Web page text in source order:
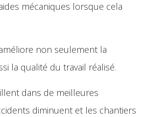
mécaniques lorsque cela
non seulement la
la qualité du travail réalisé.
dans de meilleures
diminuent et les chantiers